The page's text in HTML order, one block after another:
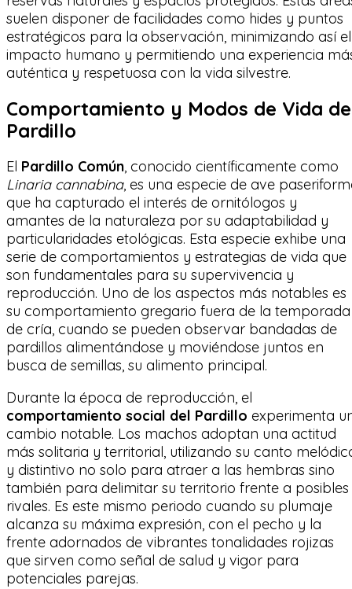
suelen disponer de facilidades como hides y puntos
estratégicos para la observación, minimizando así el
impacto humano y permitiendo una experiencia
auténtica y respetuosa con la vida silvestre.
Comportamiento y Modos de Vida
Pardillo
El Pardillo Común, conocido científicamente como
Linaria cannabina, es una especie de ave
que ha capturado el interés de ornitólogos y
amantes de la naturaleza por su adaptabilidad y
particularidades etológicas. Esta especie exhibe una
serie de comportamientos y estrategias de vida que
son fundamentales para su supervivencia y
reproducción. Uno de los aspectos más notables es
su comportamiento gregario fuera de la temporada
de cría, cuando se pueden observar bandadas de
pardillos alimentándose y moviéndose juntos en
busca de semillas, su alimento principal.
Durante la época de reproducción, el
comportamiento social del Pardillo experimenta
cambio notable. Los machos adoptan una actitud
más solitaria y territorial, utilizando su canto
y distintivo no solo para atraer a las hembras sino
también para delimitar su territorio frente a posibles
rivales. Es este mismo periodo cuando su plumaje
alcanza su máxima expresión, con el pecho y la
frente adornados de vibrantes tonalidades rojizas
que sirven como señal de salud y vigor para
potenciales parejas.